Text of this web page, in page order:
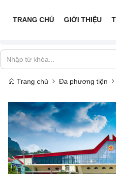
TRANG CHỦ GIỚI THIỆU
Trang chủ Đa phương tiện